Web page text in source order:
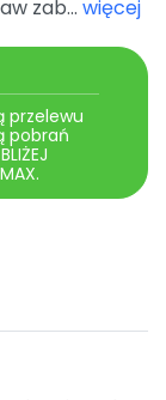
zab... więcej
przelewu
pobrań